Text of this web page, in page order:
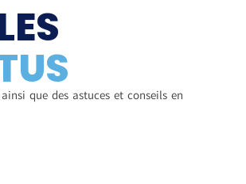
que des astuces et conseils en